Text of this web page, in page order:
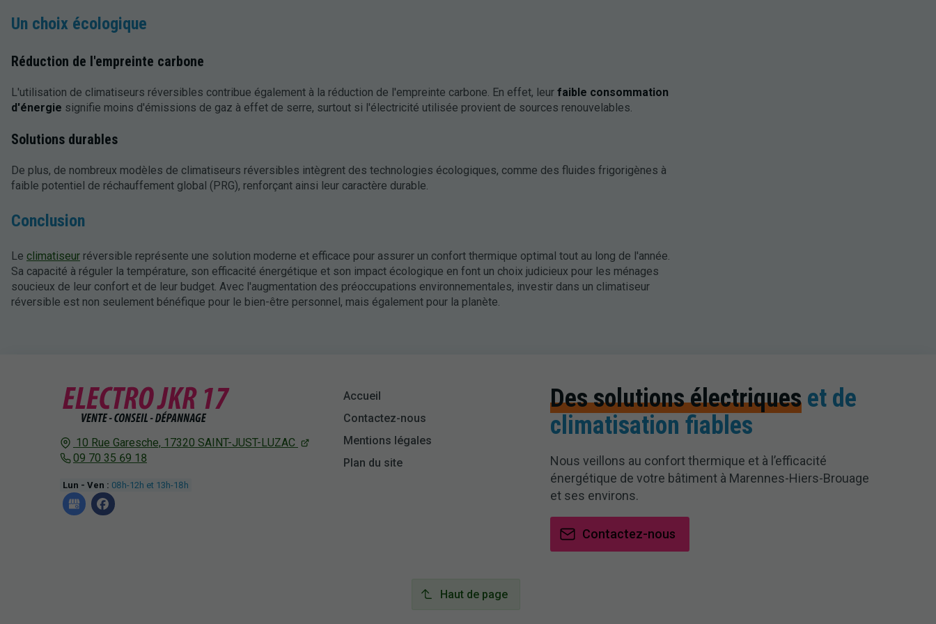
Un choix écologique
Réduction de l'empreinte carbone
L'utilisation de climatiseurs réversibles contribue également à la réduction de l'empreinte carbone. En effet, leur faible consommation
d'énergie signifie moins d'émissions de gaz à effet de serre, surtout si l'électricité utilisée provient de sources renouvelables.
Solutions durables
De plus, de nombreux modèles de climatiseurs réversibles intègrent des technologies écologiques, comme des fluides frigorigènes à
faible potentiel de réchauffement global (PRG), renforçant ainsi leur caractère durable.
Conclusion
Le climatiseur réversible représente une solution moderne et efficace pour assurer un confort thermique optimal tout au long de l'année.
Sa capacité à réguler la température, son efficacité énergétique et son impact écologique en font un choix judicieux pour les ménages
soucieux de leur confort et de leur budget. Avec l'augmentation des préoccupations environnementales, investir dans un climatiseur
réversible est non seulement bénéfique pour le bien-être personnel, mais également pour la planète.
10 Rue Garesche, 17320 SAINT-JUST-LUZAC
09 70 35 69 18
Lun - Ven : 08h-12h et 13h-18h
Accueil
Contactez-nous
Mentions légales
Plan du site
Des solutions électriques et de
climatisation fiables
Nous veillons au confort thermique et à l’efficacité
énergétique de votre bâtiment à Marennes-Hiers-Brouage
et ses environs.
Contactez-nous
Haut de page